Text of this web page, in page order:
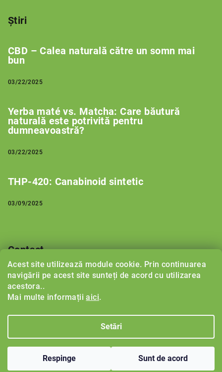
Acest site utilizează module cookie. Prin continuarea
navigării pe acest site sunteți de acord cu utilizarea
acestora..
Mai multe informațiiaici.
Setări
Respinge Sunt de acord
Știri
CBD – Calea naturală către un somn mai
bun
03/22/2025
Yerba maté vs. Matcha: Care băutură
naturală este potrivită pentru
dumneavoastră?
03/22/2025
THP-420: Canabinoid sintetic
03/09/2025
Contact
support@ herbalboost.ro
rezervate.
Creat de Shoptet